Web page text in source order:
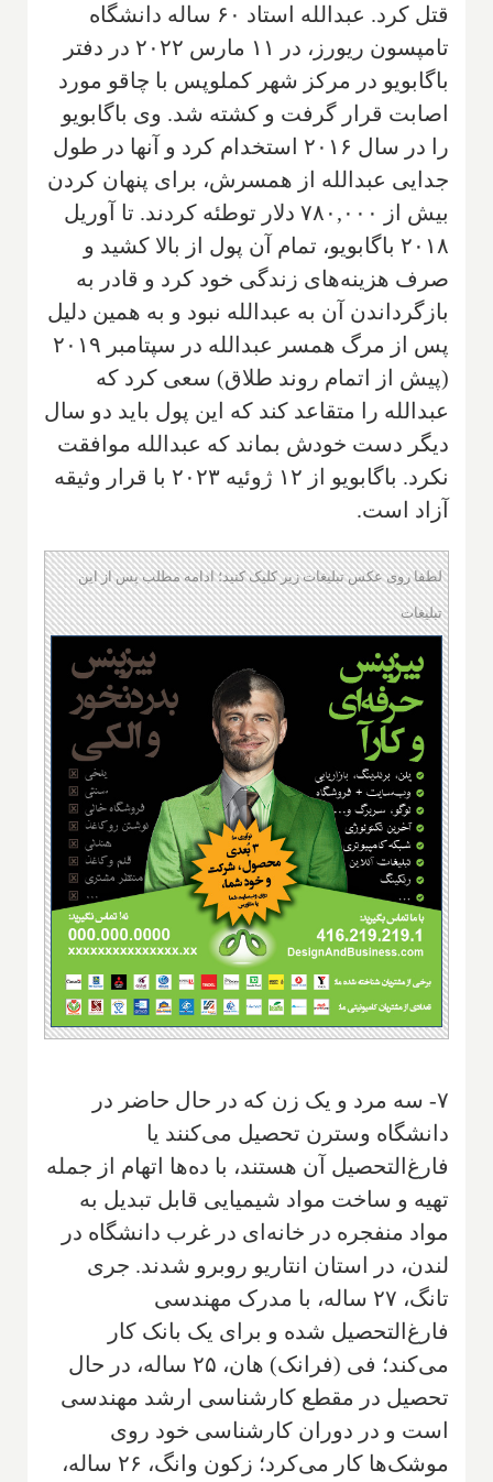
قتل کرد. عبدالله استاد ۶۰ ساله دانشگاه
تامپسون ریورز، در ۱۱ مارس ۲۰۲۲ در دفتر
باگابویو در مرکز شهر کملوپس با چاقو مورد
اصابت قرار گرفت و کشته شد. وی باگابویو
را در سال ۲۰۱۶ استخدام کرد و آنها در طول
جدایی عبدالله از همسرش، برای پنهان کردن
بیش از ۷۸۰,۰۰۰ دلار توطئه کردند. تا آوریل
۲۰۱۸ باگابویو، تمام آن پول از بالا کشید و
صرف هزینه‌های زندگی خود کرد و قادر به
بازگرداندن آن به عبدالله نبود و به همین دلیل
پس از مرگ همسر عبدالله در سپتامبر ۲۰۱۹
(پیش از اتمام روند طلاق) سعی کرد که
عبدالله را متقاعد کند که این پول باید دو سال
دیگر دست خودش بماند که عبدالله موافقت
نکرد. باگابویو از ۱۲ ژوئیه ۲۰۲۳ با قرار وثیقه
آزاد است.
لطفا روی عکس تبلیغات زیر کلیک کنید؛ ادامه مطلب پس از این
تبلیغات
۷- سه مرد و یک زن که در حال حاضر در
دانشگاه وسترن تحصیل می‌کنند یا
فارغ‌التحصیل آن هستند، با ده‌ها اتهام از جمله
تهیه و ساخت مواد شیمیایی قابل تبدیل به
مواد منفجره در خانه‌ای در غرب دانشگاه در
لندن، در استان انتاریو روبرو شدند. جری
تانگ، ۲۷ ساله، با مدرک مهندسی
فارغ‌التحصیل شده و برای یک بانک کار
می‌کند؛ فی (فرانک) هان، ۲۵ ساله، در حال
تحصیل در مقطع کارشناسی ارشد مهندسی
است و در دوران کارشناسی خود روی
موشک‌ها کار می‌کرد؛ زکون وانگ، ۲۶ ساله،